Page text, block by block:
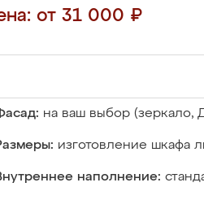
от 31 000 ₽
на ваш выбор (зеркало,
изготовление шкафа
наполнение: